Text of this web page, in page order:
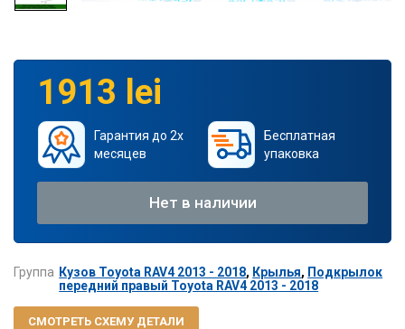
1913 lei
Гарантия до 2х
месяцев
Бесплатная
упаковка
Нет в наличии
Группа Кузов Toyota RAV4 2013 - 2018, Крылья, Подкрылок
передний правый Toyota RAV4 2013 - 2018
СМОТРЕТЬ СХЕМУ ДЕТАЛИ